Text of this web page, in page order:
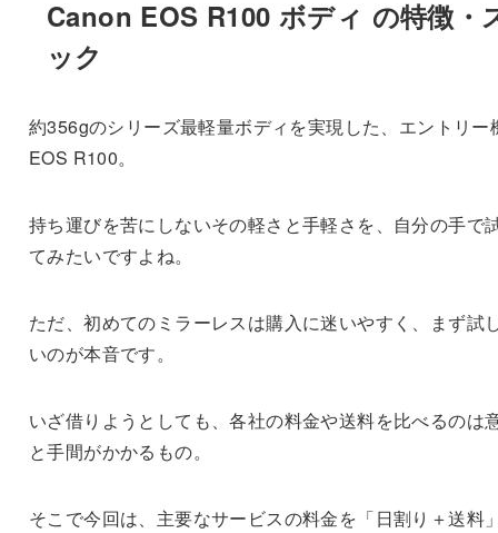
Canon EOS R100 ボディ の特徴・
ック
約356gのシリーズ最軽量ボディを実現した、エントリー
EOS R100。
持ち運びを苦にしないその軽さと手軽さを、自分の手で
てみたいですよね。
ただ、初めてのミラーレスは購入に迷いやすく、まず試
いのが本音です。
いざ借りようとしても、各社の料金や送料を比べるのは
と手間がかかるもの。
そこで今回は、主要なサービスの料金を「日割り＋送料